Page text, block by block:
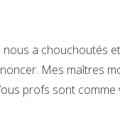
nous a chouchoutés
Mes maîtres
profs sont comme